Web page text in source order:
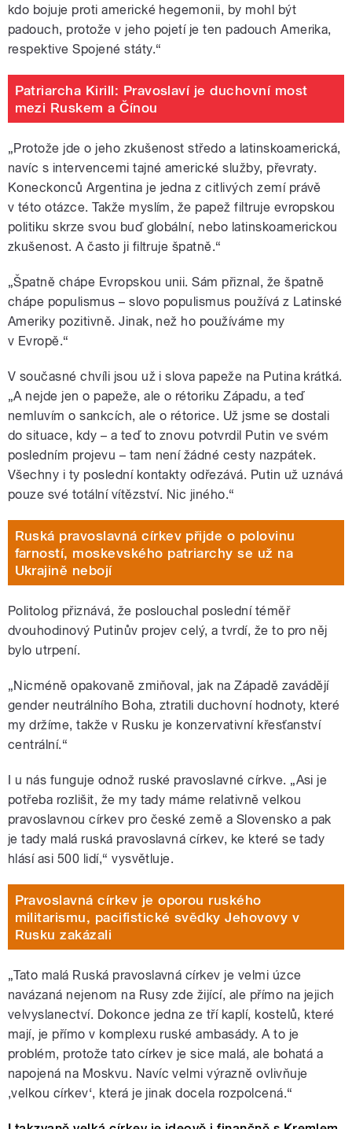
kdo bojuje proti americké hegemonii, by mohl být
padouch, protože v jeho pojetí je ten padouch Amerika,
respektive Spojené státy.“
Patriarcha Kirill: Pravoslaví je duchovní most
mezi Ruskem a Čínou
„Protože jde o jeho zkušenost středo a latinskoamerická,
navíc s intervencemi tajné americké služby, převraty.
Koneckonců Argentina je jedna z citlivých zemí právě
v této otázce. Takže myslím, že papež filtruje evropskou
politiku skrze svou buď globální, nebo latinskoamerickou
zkušenost. A často ji filtruje špatně.“
„Špatně chápe Evropskou unii. Sám přiznal, že špatně
chápe populismus – slovo populismus používá z Latinské
Ameriky pozitivně. Jinak, než ho používáme my
v Evropě.“
V současné chvíli jsou už i slova papeže na Putina krátká.
„A nejde jen o papeže, ale o rétoriku Západu, a teď
nemluvím o sankcích, ale o rétorice. Už jsme se dostali
do situace, kdy – a teď to znovu potvrdil Putin ve svém
posledním projevu – tam není žádné cesty nazpátek.
Všechny i ty poslední kontakty odřezává. Putin už uznává
pouze své totální vítězství. Nic jiného.“
Ruská pravoslavná církev přijde o polovinu
farností, moskevského patriarchy se už na
Ukrajině nebojí
Politolog přiznává, že poslouchal poslední téměř
dvouhodinový Putinův projev celý, a tvrdí, že to pro něj
bylo utrpení.
„Nicméně opakovaně zmiňoval, jak na Západě zavádějí
gender neutrálního Boha, ztratili duchovní hodnoty, které
my držíme, takže v Rusku je konzervativní křesťanství
centrální.“
I u nás funguje odnož ruské pravoslavné církve. „Asi je
potřeba rozlišit, že my tady máme relativně velkou
pravoslavnou církev pro české země a Slovensko a pak
je tady malá ruská pravoslavná církev, ke které se tady
hlásí asi 500 lidí,“ vysvětluje.
Pravoslavná církev je oporou ruského
militarismu, pacifistické svědky Jehovovy v
Rusku zakázali
„Tato malá Ruská pravoslavná církev je velmi úzce
navázaná nejenom na Rusy zde žijící, ale přímo na jejich
velvyslanectví. Dokonce jedna ze tří kaplí, kostelů, které
mají, je přímo v komplexu ruské ambasády. A to je
problém, protože tato církev je sice malá, ale bohatá a
napojená na Moskvu. Navíc velmi výrazně ovlivňuje
,velkou církev‘, která je jinak docela rozpolcená.“